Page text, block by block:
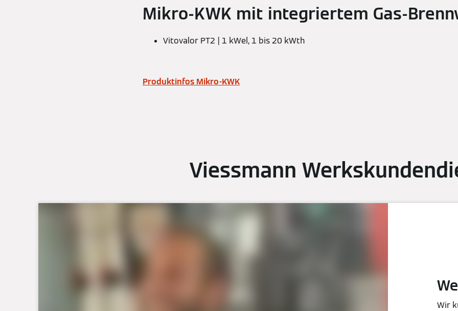
Mikro-KWK mit integriertem Gas-
Vitovalor PT2 | 1 kWel, 1 bis 20 kWth
Produktinfos Mikro-KWK
Viessmann
Wir